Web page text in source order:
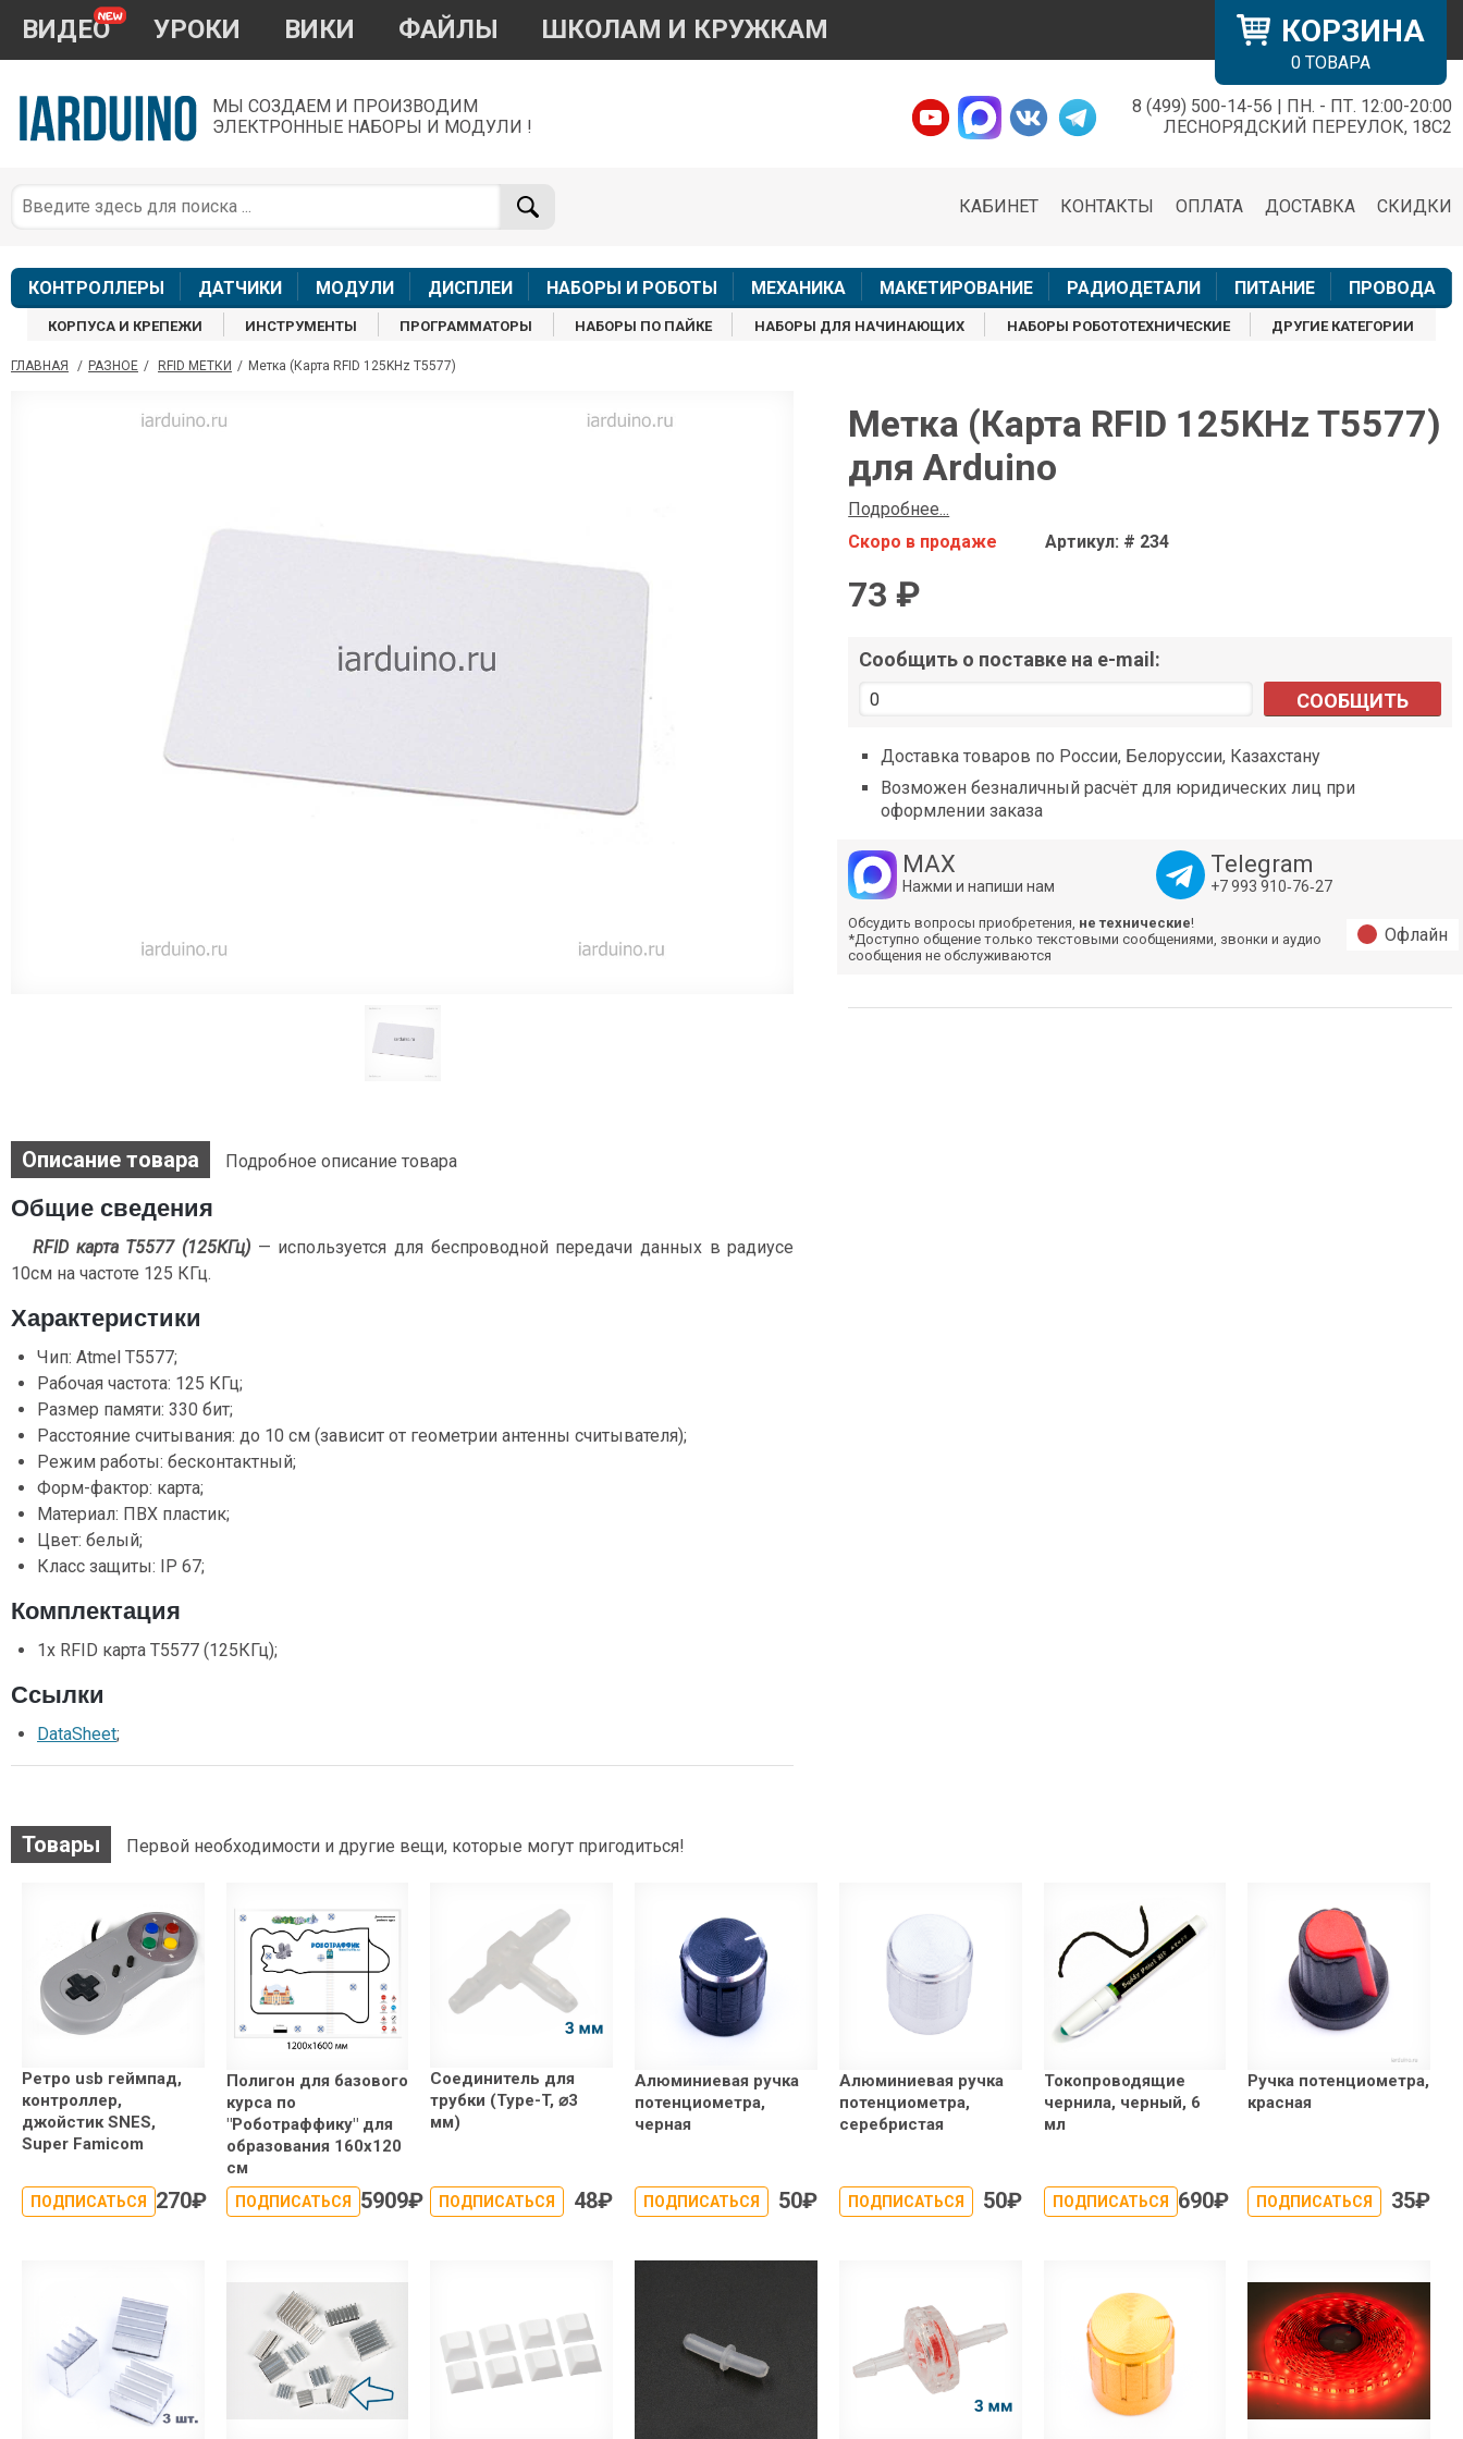
КОРЗИНА
0 ТОВАРА
ВИДЕО УРОКИ ВИКИ ФАЙЛЫ ШКОЛАМ И КРУЖКАМ
МЫ СОЗДАЕМ И ПРОИЗВОДИМ
ЭЛЕКТРОННЫЕ НАБОРЫ И МОДУЛИ !
8 (499) 500-14-56 | ПН. - ПТ. 12:00-20:00
ЛЕСНОРЯДСКИЙ ПЕРЕУЛОК, 18С2
СКИДКИ
ДОСТАВКА
ОПЛАТА
КОНТАКТЫ
КАБИНЕТ
КОНТРОЛЛЕРЫ ДАТЧИКИ МОДУЛИ ДИСПЛЕИ НАБОРЫ И РОБОТЫ МЕХАНИКА МАКЕТИРОВАНИЕ РАДИОДЕТАЛИ ПИТАНИЕ ПРОВОДА
КОРПУСА И КРЕПЕЖИ ИНСТРУМЕНТЫ ПРОГРАММАТОРЫ НАБОРЫ ПО ПАЙКЕ НАБОРЫ ДЛЯ НАЧИНАЮЩИХ НАБОРЫ РОБОТОТЕХНИЧЕСКИЕ ДРУГИЕ КАТЕГОРИИ
ГЛАВНАЯ / РАЗНОЕ / RFID МЕТКИ / Метка (Карта RFID 125KHz T5577)
Метка (Карта RFID 125KHz T5577)
для Arduino
Подробнее...
Скоро в продаже
Артикул: # 234
73 ₽
Сообщить о поставке на e-mail:
СООБЩИТЬ
Доставка товаров по России, Белоруссии, Казахстану
Возможен безналичный расчёт для юридических лиц при
оформлении заказа
MAX
Нажми и напиши нам
Telegram
+7 993 910‑76‑27
Обсудить вопросы приобретения, не технические!
*Доступно общение только текстовыми сообщениями, звонки и аудио
сообщения не обслуживаются
Офлайн
Описание товара Подробное описание товара
Общие сведения
RFID карта T5577 (125КГц)— используется для беспроводной передачи данных в радиусе
10см на частоте 125 КГц.
Характеристики
Чип: Atmel T5577;
Рабочая частота: 125 КГц;
Размер памяти: 330 бит;
Расстояние считывания: до 10 см (зависит от геометрии антенны считывателя);
Режим работы: бесконтактный;
Форм-фактор: карта;
Материал: ПВХ пластик;
Цвет: белый;
Класс защиты: IP 67;
Комплектация
1х RFID карта T5577 (125КГц);
Ссылки
DataSheet;
Товары Первой необходимости и другие вещи, которые могут пригодиться!
Ретро usb геймпад,
контроллер,
джойстик SNES,
Super Famicom
ПОДПИСАТЬСЯ 270₽
Полигон для базового
курса по
"Роботраффику" для
образования 160x120
см
ПОДПИСАТЬСЯ 5909₽
Соединитель для
трубки (Type-T, ⌀3
мм)
ПОДПИСАТЬСЯ 48₽
Алюминиевая ручка
потенциометра,
черная
ПОДПИСАТЬСЯ 50₽
Алюминиевая ручка
потенциометра,
серебристая
ПОДПИСАТЬСЯ 50₽
Токопроводящие
чернила, черный, 6
мл
ПОДПИСАТЬСЯ 690₽
Ручка потенциометра,
красная
ПОДПИСАТЬСЯ 35₽
×
По вопросам приобретения товара
+7 968 454 17 38
звонки и аудио сообщения не обслуживаются
Менеджер
shop@iarduino.ru
Менеджер
8 (499) 500-14-56
По техническим вопросам